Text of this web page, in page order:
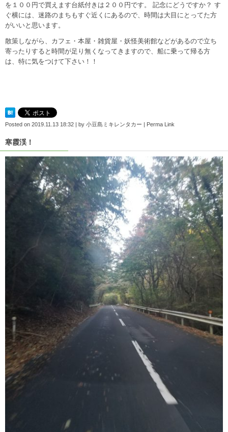
を１００円で買えます台紙付きは２００円です。 記念にどうですか？ す
ぐ横には、迷路のまちもすぐ近くにあるので、時間は大目にとってた方
がいいと思います。
散策しながら、カフェ・本屋・雑貨屋・妖怪美術館などがあるので立ち
寄ったりすると時間が足り無くなってきますので、船に乗って帰る方
は、特に気をつけて下さい！！
Posted on 2019.11.13 18:32 | by 小豆島ミキレンタカー | Perma Link
寒霞渓！